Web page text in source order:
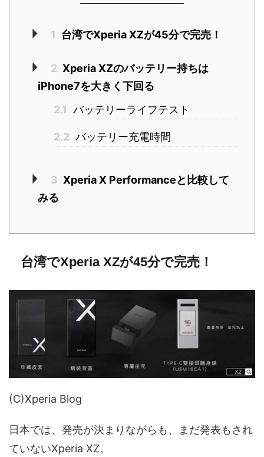
1 台湾でXperia XZが45分で完売！
2 Xperia XZのバッテリー持ちは
iPhone7を大きく下回る
2.1 バッテリーライフテスト
2.2 バッテリー充電時間
3 Xperia X Performanceと比較して
みる
台湾でXperia XZが45分で完売！
(C)Xperia Blog
日本では、発売が決まりながらも、まだ発表もされ
ていないXperia XZ。